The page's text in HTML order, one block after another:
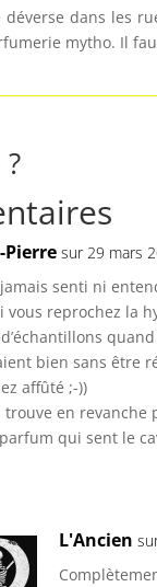
dans les
mytho. Il
Pierre sur 29 mars
senti ni
vous reprochez la
bien sans être
affûté ;-))
trouve en
qui sent le
L'Ancien